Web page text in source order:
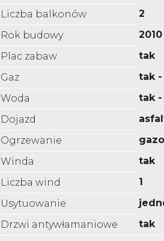
Liczba balkonów
2
Rok budowy
2010
Plac zabaw
tak
Gaz
tak
Woda
tak -
Dojazd
Ogrzewanie
Winda
tak
Liczba wind
1
Usytuowanie
Drzwi antywłamaniowe
tak